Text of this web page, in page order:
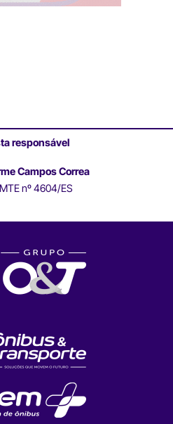
responsável
Campos Correa
nº 4604/ES